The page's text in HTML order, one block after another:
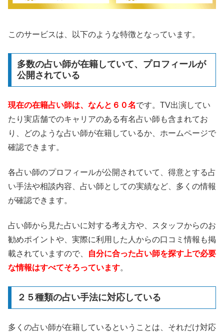
このサービスは、以下のような特徴となっています。
多数の占い師が在籍していて、プロフィールが
公開されている
現在の在籍占い師は、なんと６０名です。TV出演してい
たり実店舗でのキャリアのある有名占い師も含まれてお
り、どのような占い師が在籍しているか、ホームページで
確認できます。
各占い師のプロフィールが公開されていて、得意とする占
い手法や相談内容、占い師としての実績など、多くの情報
が確認できます。
占い師から見た占いに対する考え方や、スタッフからのお
勧めポイントや、実際に利用した人からの口コミ情報も掲
載されていますので、
自分に合った占い師を探す上で必要
な情報はすべてそろっています。
２５種類の占い手法に対応している
多くの占い師が在籍しているということは、それだけ対応